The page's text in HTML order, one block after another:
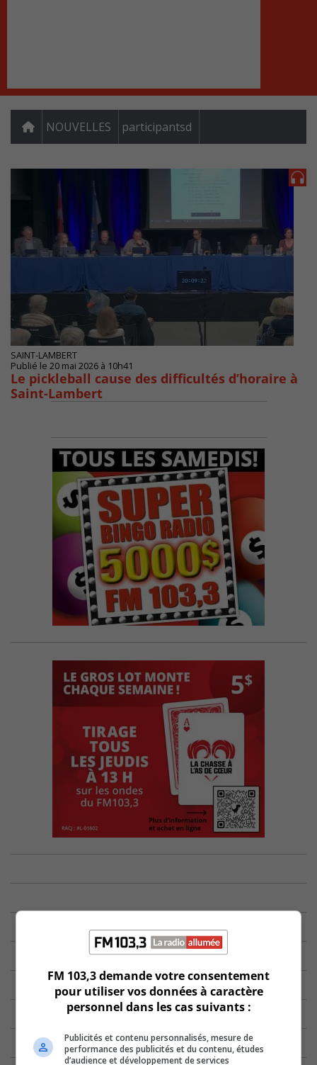
NOUVELLES participantsd
SAINT-LAMBERT
Publié le 20 mai 2026 à 10h41
Le pickleball cause des difficultés d’horaire à
Saint-Lambert
FM 103,3 demande votre consentement
pour utiliser vos données à caractère
personnel dans les cas suivants :
Publicités et contenu personnalisés, mesure de
performance des publicités et du contenu, études
d’audience et développement de services